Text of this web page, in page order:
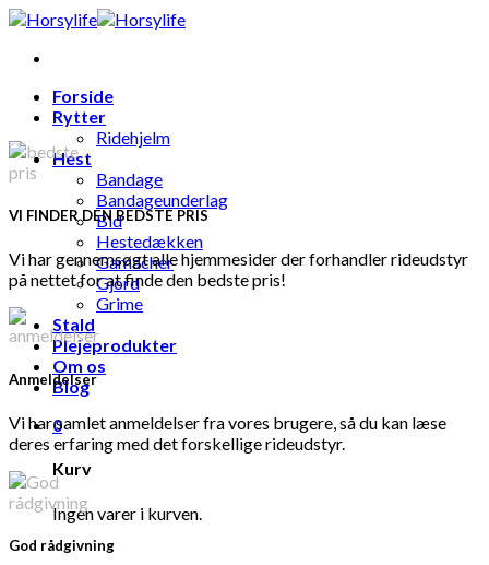
Skip
content
Forside
Rytter
Ridehjelm
Hest
Bandage
Bandageunderlag
Bid
Hestedækken
Gamacher
Gjord
Grime
Stald
Plejeprodukter
Om os
Blog
0
Kurv
Ingen varer i kurven.
VI FINDER DEN BEDSTE PRIS
Vi har gennemsøgt alle hjemmesider der forhandler rideudstyr
på nettet for at finde den bedste pris!
Anmeldelser
Vi har samlet anmeldelser fra vores brugere, så du kan læse
deres erfaring med det forskellige rideudstyr.
God rådgivning